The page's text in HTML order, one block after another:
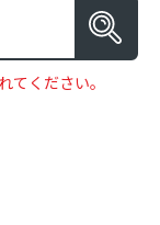
ください。